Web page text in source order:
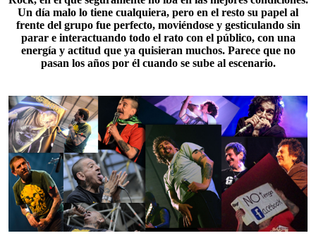
Un día malo lo tiene cualquiera, pero en el resto su papel al
frente del grupo fue perfecto, moviéndose y gesticulando sin
parar e interactuando todo el rato con el público, con una
energía y actitud que ya quisieran muchos. Parece que no
pasan los años por él cuando se sube al escenario.